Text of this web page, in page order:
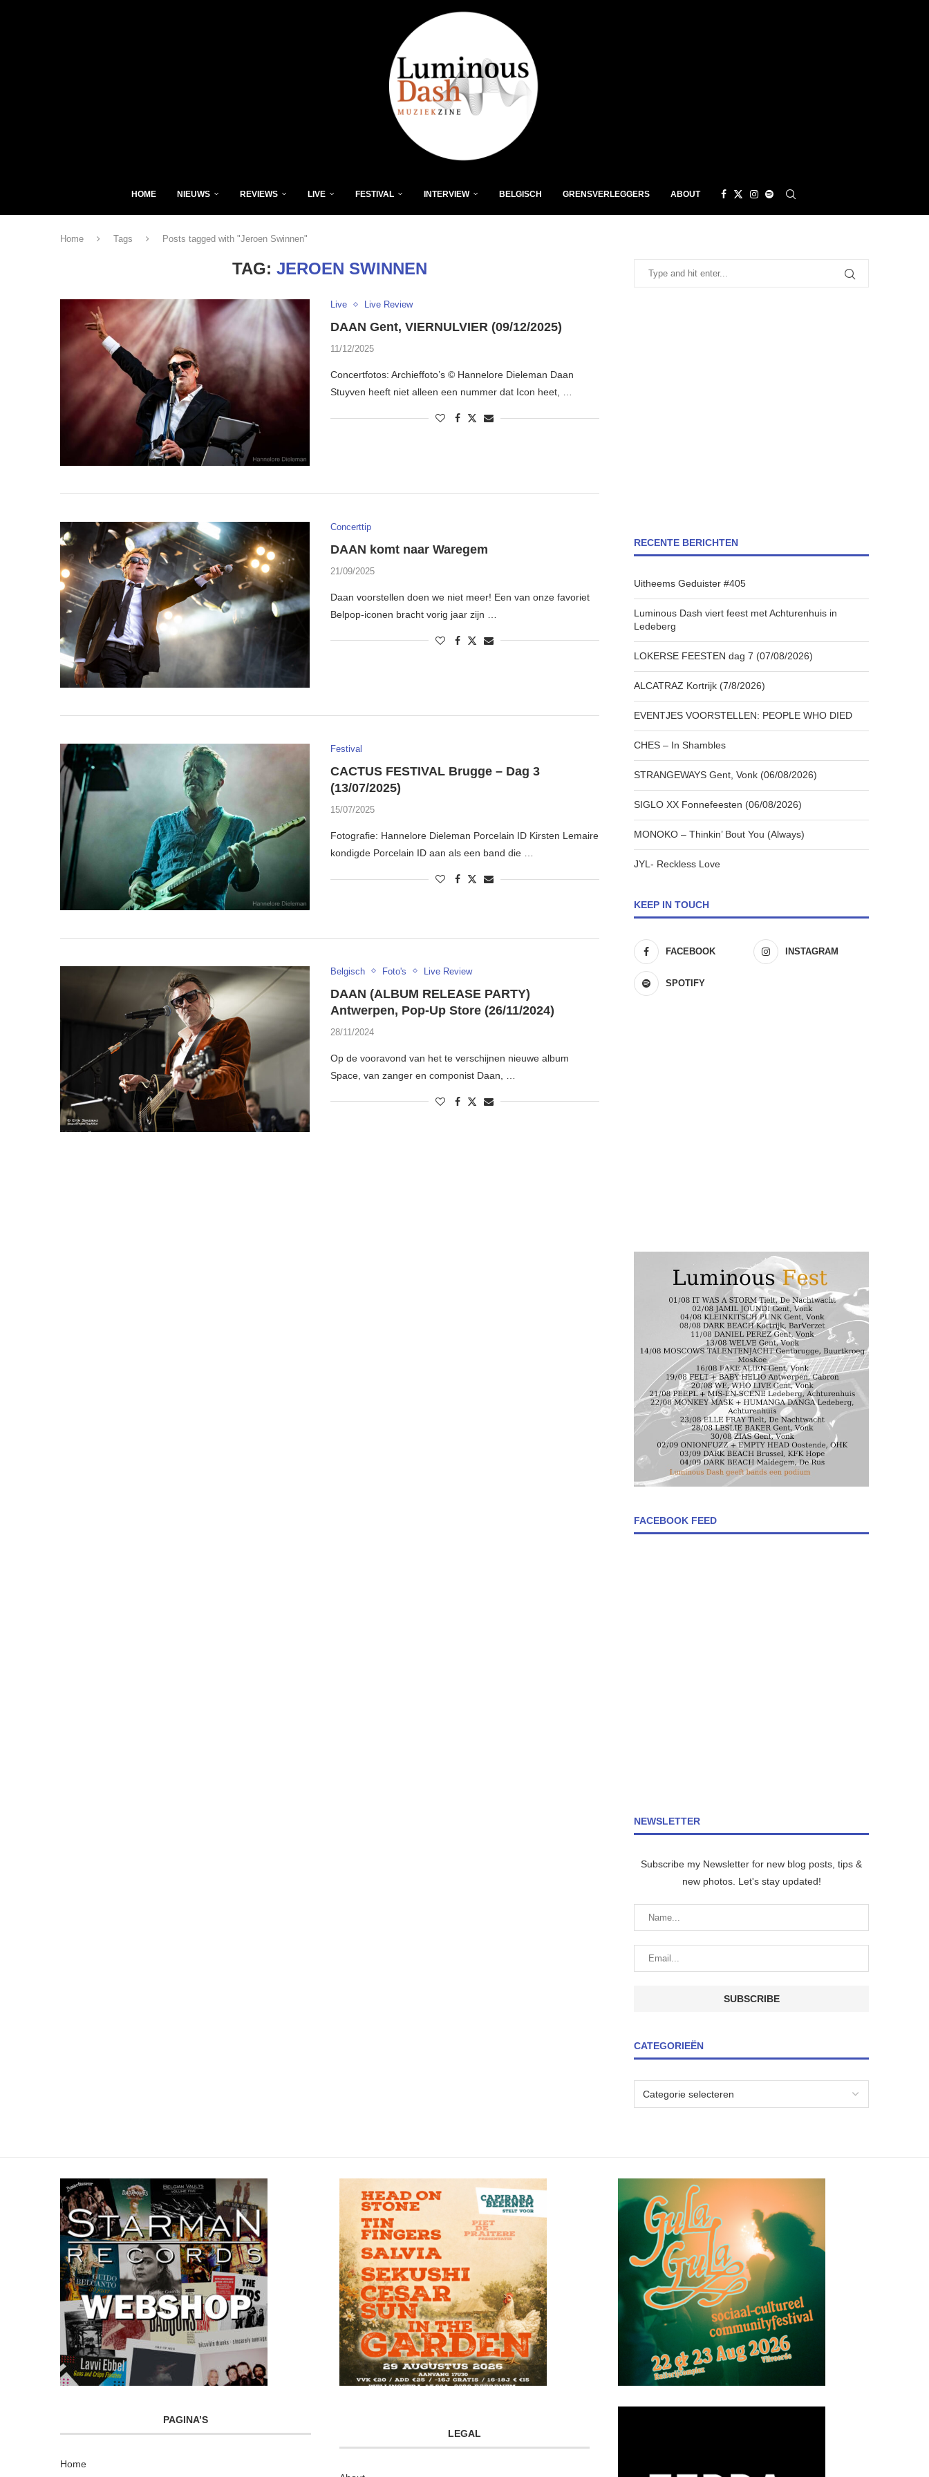
HOME NIEUWS REVIEWS LIVE FESTIVAL INTERVIEW BELGISCH GRENSVERLEGGERS ABOUT
Home Tags Posts tagged with "Jeroen Swinnen"
TAG: JEROEN SWINNEN
Live Live Review
DAAN Gent, VIERNULVIER (09/12/2025)
11/12/2025
Concertfotos: Archieffoto’s © Hannelore Dieleman Daan
Stuyven heeft niet alleen een nummer dat Icon heet, …
Concerttip
DAAN komt naar Waregem
21/09/2025
Daan voorstellen doen we niet meer! Een van onze favoriet
Belpop-iconen bracht vorig jaar zijn …
Festival
CACTUS FESTIVAL Brugge – Dag 3
(13/07/2025)
15/07/2025
Fotografie: Hannelore Dieleman Porcelain ID Kirsten Lemaire
kondigde Porcelain ID aan als een band die …
Belgisch Foto's Live Review
DAAN (ALBUM RELEASE PARTY)
Antwerpen, Pop-Up Store (26/11/2024)
28/11/2024
Op de vooravond van het te verschijnen nieuwe album
Space, van zanger en componist Daan, …
RECENTE BERICHTEN
Uitheems Geduister #405
Luminous Dash viert feest met Achturenhuis in
Ledeberg
LOKERSE FEESTEN dag 7 (07/08/2026)
ALCATRAZ Kortrijk (7/8/2026)
EVENTJES VOORSTELLEN: PEOPLE WHO DIED
CHES – In Shambles
STRANGEWAYS Gent, Vonk (06/08/2026)
SIGLO XX Fonnefeesten (06/08/2026)
MONOKO – Thinkin’ Bout You (Always)
JYL- Reckless Love
KEEP IN TOUCH
FACEBOOK INSTAGRAM
SPOTIFY
FACEBOOK FEED
NEWSLETTER
Subscribe my Newsletter for new blog posts, tips &
new photos. Let's stay updated!
CATEGORIEËN
PAGINA’S
Home
LEGAL